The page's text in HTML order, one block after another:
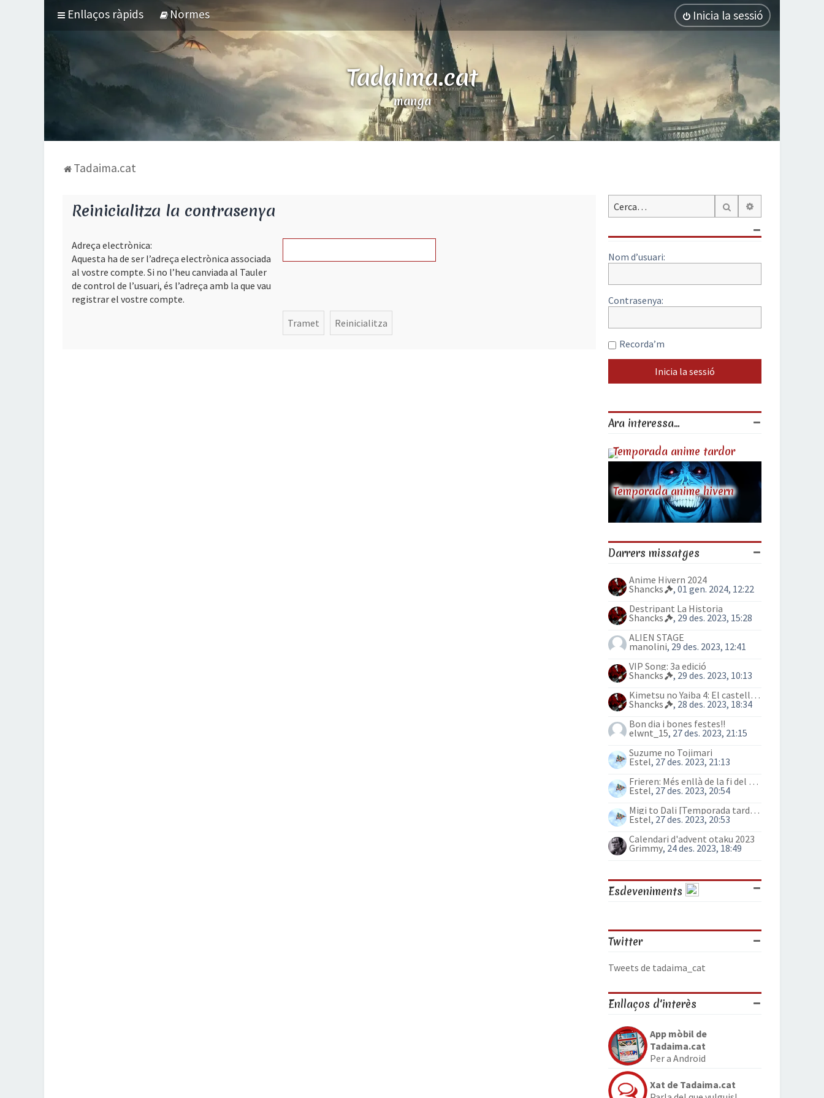
Enllaços ràpids Normes Inicia la sessió
Tadaima.cat
manga
Tadaima.cat
Reinicialitza la contrasenya
Adreça electrònica:
Aquesta ha de ser l’adreça electrònica associada
al vostre compte. Si no l’heu canviada al Tauler
de control de l’usuari, és l’adreça amb la que vau
registrar el vostre compte.
Cerca
Nom d’usuari:
Contrasenya:
Recorda’m
Ara interessa...
Temporada anime tardor
Temporada anime hivern
Darrers missatges
Anime Hivern 2024
Shancks
, 01 gen. 2024, 12:22
Destripant La Historia
Shancks
, 29 des. 2023, 15:28
ALIEN STAGE
manolini, 29 des. 2023, 12:41
VIP Song: 3a edició
Shancks
, 29 des. 2023, 10:13
Kimetsu no Yaiba 4: El castell Infinit
Shancks
, 28 des. 2023, 18:34
Bon dia i bones festes!!
elwnt_15, 27 des. 2023, 21:15
Suzume no Tojimari
Estel, 27 des. 2023, 21:13
Frieren: Més enllà de la fi del viatge (anime)
Estel, 27 des. 2023, 20:54
Migi to Dali [Temporada tardor 2023]
Estel, 27 des. 2023, 20:53
Calendari d'advent otaku 2023
Grimmy, 24 des. 2023, 18:49
Esdeveniments
Twitter
Tweets de tadaima_cat
Enllaços d'interès
App mòbil de
Tadaima.cat
Per a Android
Xat de Tadaima.cat